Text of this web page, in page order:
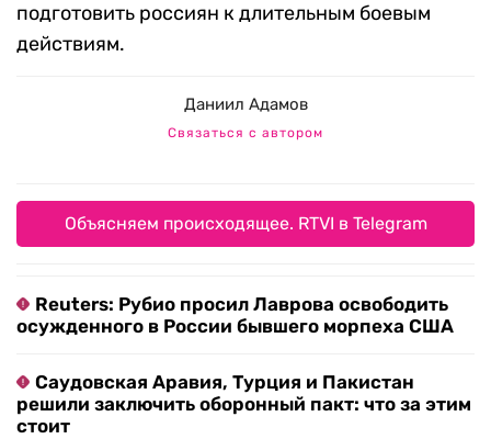
подготовить россиян к длительным боевым
действиям.
Даниил Адамов
Связаться с автором
Объясняем происходящее. RTVI в Telegram
Reuters: Рубио просил Лаврова освободить
осужденного в России бывшего морпеха США
Саудовская Аравия, Турция и Пакистан
решили заключить оборонный пакт: что за этим
стоит